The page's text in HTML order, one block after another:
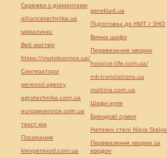
Сережки з діамантами
alliancetechnika.ua
миралинкс
Веб мастер
https://motokosmos.ua/
Синтезатори
perevod.agency
agrotechnika.com.ua
europeservice.com.ua
текст юа
Посилання
kievperevod.com.ua
pereklad.ua
Підготовка до НМТ / ЗНО
Винна шафа
Перевезення хворих
hospice-life.com.ua/
mk-translations.ua
maltina.com.ua
Шафи купе
Брендові сумки
Натяжні стелі Nova Stelya
Перевезення хворих за
кордон